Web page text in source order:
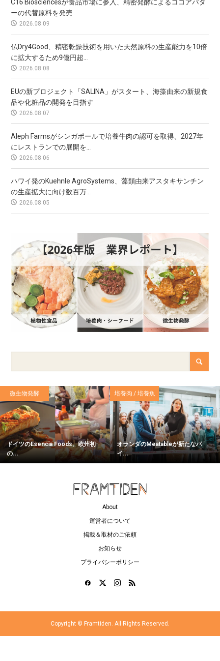
C16 Biosciencesが食品市場に参入、精密発酵によるココアバタ
ーの代替原料を発売
2026.08.09
仏Dry4Good、精密乾燥技術を用いた天然原料の生産能力を10倍
に拡大するため9億円超...
2026.08.08
EUの新プロジェクト「SALINA」がスタート、海藻由来の新規食
品や化粧品の開発を目指す
2026.08.07
Aleph Farmsがシンガポールで培養牛肉の認可を取得、2027年
にレストランでの展開を...
2026.08.06
ハワイ発のKuehnle AgroSystems、藻類由来アスタキサンチン
の生産拡大に向け数百万...
2026.08.05
微生物発酵
ドイツのEsencia Foods、欧州初
の...
培養肉 / 培養魚
オランダのMeatableが新たなパ
イ...
About
運営者について
掲載＆取材のご依頼
お知らせ
プライバシーポリシー
Copyright © Framtiden. All Rights Reserved.